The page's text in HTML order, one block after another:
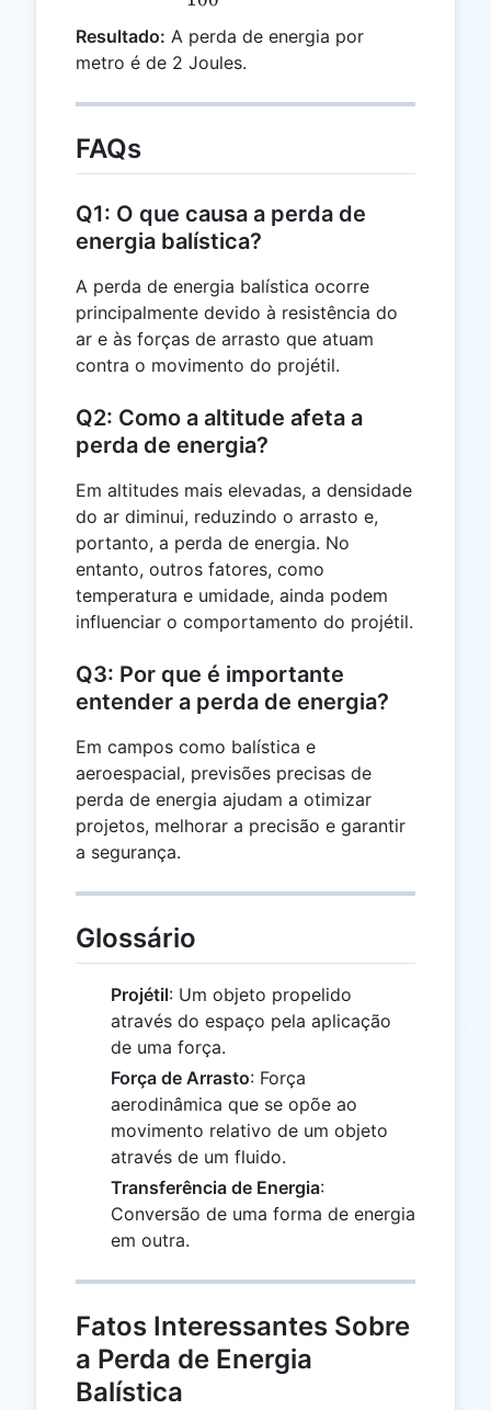
Resultado: A perda de energia por
metro é de 2 Joules.
FAQs
Q1: O que causa a perda de
energia balística?
A perda de energia balística ocorre
principalmente devido à resistência do
ar e às forças de arrasto que atuam
contra o movimento do projétil.
Q2: Como a altitude afeta a
perda de energia?
Em altitudes mais elevadas, a densidade
do ar diminui, reduzindo o arrasto e,
portanto, a perda de energia. No
entanto, outros fatores, como
temperatura e umidade, ainda podem
influenciar o comportamento do projétil.
Q3: Por que é importante
entender a perda de energia?
Em campos como balística e
aeroespacial, previsões precisas de
perda de energia ajudam a otimizar
projetos, melhorar a precisão e garantir
a segurança.
Glossário
Projétil: Um objeto propelido
através do espaço pela aplicação
de uma força.
Força de Arrasto: Força
aerodinâmica que se opõe ao
movimento relativo de um objeto
através de um fluido.
Transferência de Energia:
Conversão de uma forma de energia
em outra.
Fatos Interessantes Sobre
a Perda de Energia
Balística